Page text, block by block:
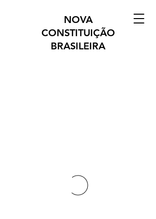
NOVA
CONSTITUIÇÃO
BRASILEIRA